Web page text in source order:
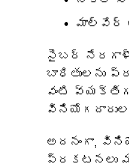
మాల్వేర్
సైబర్
బాధితులను
వంటి
అదనంగా,
ప్రకటనలు